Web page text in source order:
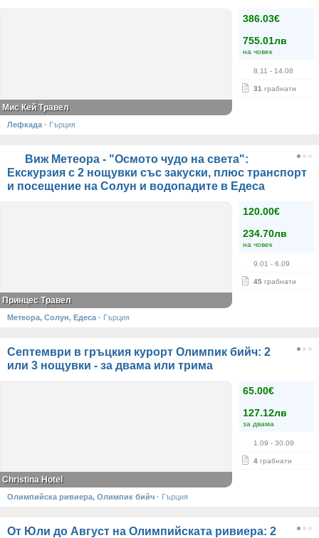
386.03€
755.01лв
на човек
8.11 - 14.08
31 грабнати
Мис Кей Травел
Лефкада · Гърция
Виж Метеора - "Осмото чудо на света":
Екскурзия с 2 нощувки със закуски, плюс транспорт
и посещение на Солун и водопадите в Едеса
120.00€
234.70лв
на човек
9.01 - 6.09
45 грабнати
Принцес Травел
Метеора, Солун, Едеса · Гърция
Септември в гръцкия курорт Олимпик бийч: 2
или 3 нощувки - за двама или трима
65.00€
127.12лв
за двама
1.09 - 30.09
4 грабнати
Christina Hotel
Олимпийска ривиера, Олимпик бийч · Гърция
От Юли до Август на Олимпийската ривиера: 2